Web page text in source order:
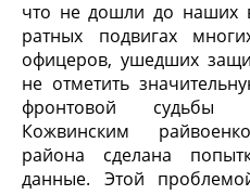
что не дошли до наших
ратных подвигах
офицеров, ушедших
не отметить
фронтовой судьбы
Кожвинским
района сделана
данные. Этой